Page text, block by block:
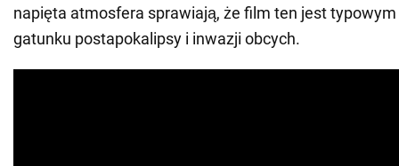
napięta atmosfera sprawiają, że film ten jest
gatunku postapokalipsy i inwazji obcych.